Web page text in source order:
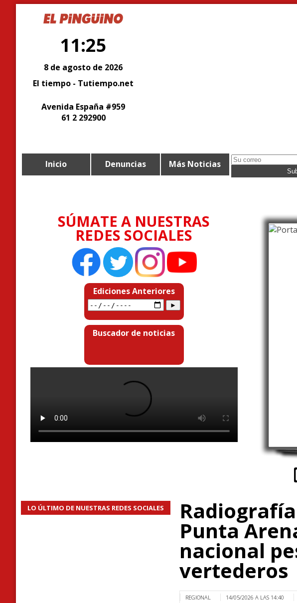
11:25
8 de agosto de 2026
El tiempo - Tutiempo.net
Avenida España #959
61 2 292900
Inicio Denuncias Más Noticias
SÚMATE A NUESTRAS
REDES SOCIALES
Ediciones Anteriores
Buscador de noticias
LO ÚLTIMO DE NUESTRAS REDES SOCIALES
Punta
nacional
vertederos
REGIONAL 14/05/2026 A LAS 14:40